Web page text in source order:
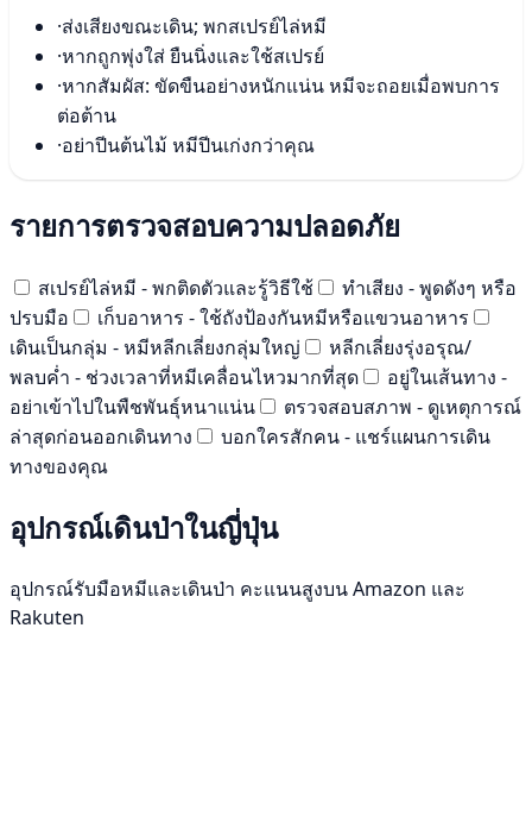
·ส่งเสียงขณะเดิน; พกสเปรย์ไล่หมี
·หากถูกพุ่งใส่ ยืนนิ่งและใช้สเปรย์
·หากสัมผัส: ขัดขืนอย่างหนักแน่น หมีจะถอยเมื่อพบการ
ต่อต้าน
·อย่าปีนต้นไม้ หมีปีนเก่งกว่าคุณ
รายการตรวจสอบความปลอดภัย
สเปรย์ไล่หมี - พกติดตัวและรู้วิธีใช้
ทำเสียง - พูดดังๆ หรือ
ปรบมือ
เก็บอาหาร - ใช้ถังป้องกันหมีหรือแขวนอาหาร
เดินเป็นกลุ่ม - หมีหลีกเลี่ยงกลุ่มใหญ่
หลีกเลี่ยงรุ่งอรุณ/
พลบค่ำ - ช่วงเวลาที่หมีเคลื่อนไหวมากที่สุด
อยู่ในเส้นทาง -
อย่าเข้าไปในพืชพันธุ์หนาแน่น
ตรวจสอบสภาพ - ดูเหตุการณ์
ล่าสุดก่อนออกเดินทาง
บอกใครสักคน - แชร์แผนการเดิน
ทางของคุณ
อุปกรณ์เดินป่าในญี่ปุ่น
อุปกรณ์รับมือหมีและเดินป่า คะแนนสูงบน Amazon และ
Rakuten